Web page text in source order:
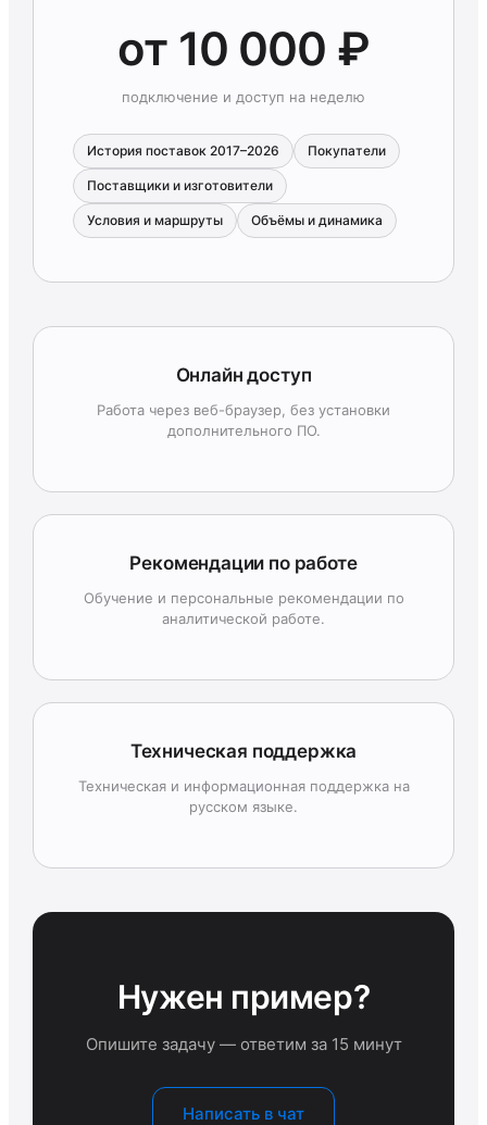
от 10 000 ₽
подключение и доступ на неделю
История поставок 2017–2026 Покупатели
Поставщики и изготовители
Условия и маршруты Объёмы и динамика
Онлайн доступ
Работа через веб-браузер, без установки
дополнительного ПО.
Рекомендации по работе
Обучение и персональные рекомендации по
аналитической работе.
Техническая поддержка
Техническая и информационная поддержка на
русском языке.
Нужен пример?
Опишите задачу — ответим за 15 минут
Написать в чат